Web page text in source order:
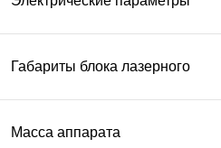
Габариты блока лазерного
Масса аппарата